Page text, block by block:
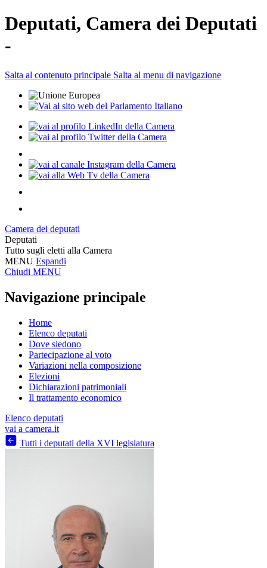
Deputati, Camera dei Deputati
-
Salta al contenuto principale Salta al menu di navigazione
Camera dei deputati
Deputati
Tutto sugli eletti alla Camera
MENU Espandi
Chiudi MENU
Navigazione principale
Home
Elenco deputati
Dove siedono
Partecipazione al voto
Variazioni nella composizione
Elezioni
Dichiarazioni patrimoniali
Il trattamento economico
Elenco deputati
vai a camera.it
Tutti i deputati della XVI legislatura